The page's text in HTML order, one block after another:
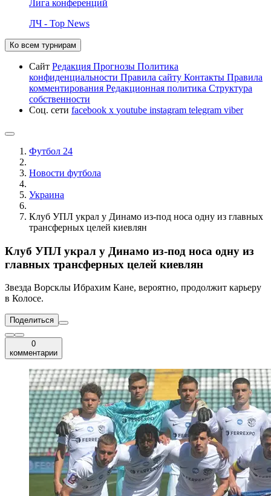
Лига конференций
ЛЧ - Top News
Ко всем турнирам
Сайт Редакция Прогнозы Политика
конфиденциальности Правила сайту Контакты Правила
комментирования Редакционная политика Структура
собственности
Соц. сети facebook x youtube instagram telegram viber
Футбол 24
Новости футбола
Украина
Клуб УПЛ украл у Динамо из-под носа одну из главных
трансферных целей киевлян
Клуб УПЛ украл у Динамо из-под носа одну из
главных трансферных целей киевлян
Звезда Ворсклы Ибрахим Кане, вероятно, продолжит карьеру
в Колосе.
Поделиться
0
комментарии